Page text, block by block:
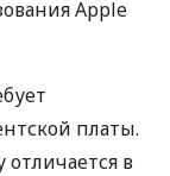
Apple
платы.
в